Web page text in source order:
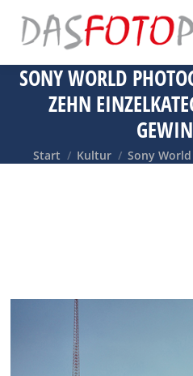
SONY WORLD
ZEHN
Sie befinden sich hier:
Start Kultur Sony